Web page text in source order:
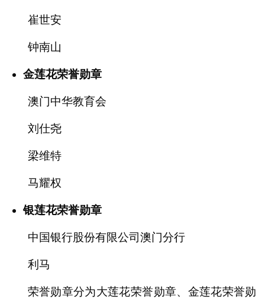
崔世安
钟南山
金莲花荣誉勋章
澳门中华教育会
刘仕尧
梁维特
马耀权
银莲花荣誉勋章
中国银行股份有限公司澳门分行
利马
荣誉勋章分为大莲花荣誉勋章、金莲花荣誉勋